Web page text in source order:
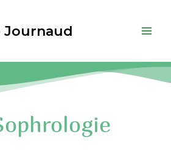
Journaud